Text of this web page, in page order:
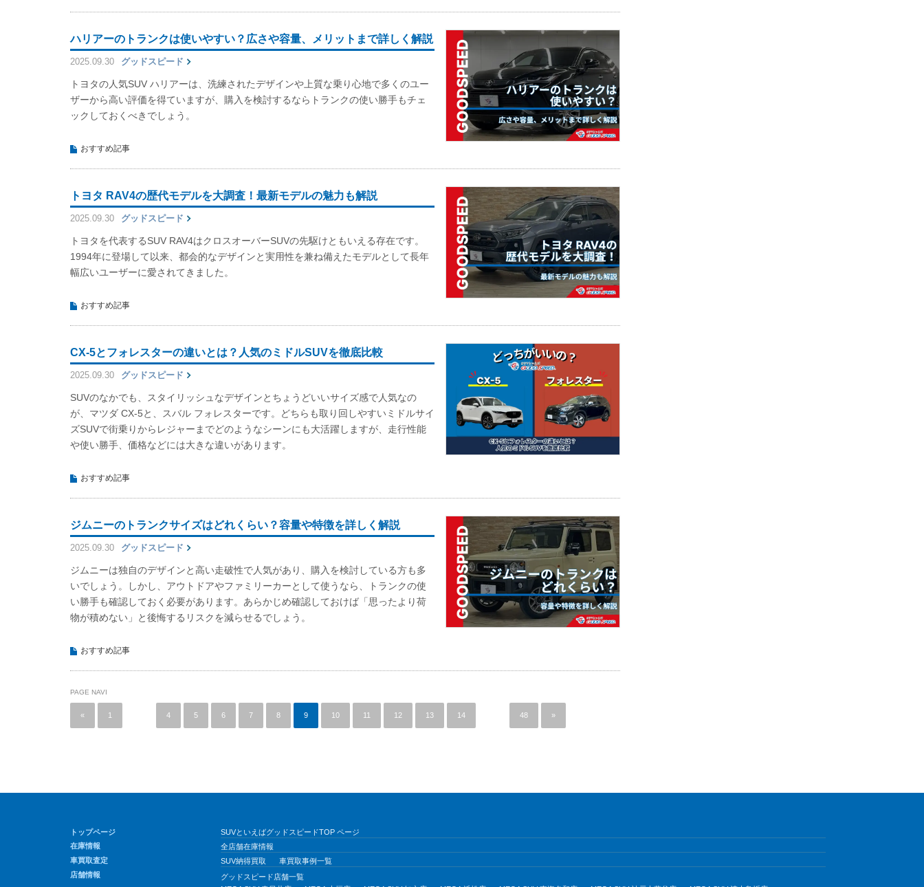
ハリアーのトランクは使いやすい？広さや容量、メリットまで詳しく解説
2025.09.30 グッドスピード
トヨタの人気SUV ハリアーは、洗練されたデザインや上質な乗り心地で多くのユー
ザーから高い評価を得ていますが、購入を検討するならトランクの使い勝手もチェ
ックしておくべきでしょう。
おすすめ記事
トヨタ RAV4の歴代モデルを大調査！最新モデルの魅力も解説
2025.09.30 グッドスピード
トヨタを代表するSUV RAV4はクロスオーバーSUVの先駆けともいえる存在です。
1994年に登場して以来、都会的なデザインと実用性を兼ね備えたモデルとして長年
幅広いユーザーに愛されてきました。
おすすめ記事
CX-5とフォレスターの違いとは？人気のミドルSUVを徹底比較
2025.09.30 グッドスピード
SUVのなかでも、スタイリッシュなデザインとちょうどいいサイズ感で人気なの
が、マツダ CX-5と、スバル フォレスターです。どちらも取り回しやすいミドルサイ
ズSUVで街乗りからレジャーまでどのようなシーンにも大活躍しますが、走行性能
や使い勝手、価格などには大きな違いがあります。
おすすめ記事
ジムニーのトランクサイズはどれくらい？容量や特徴を詳しく解説
2025.09.30 グッドスピード
ジムニーは独自のデザインと高い走破性で人気があり、購入を検討している方も多
いでしょう。しかし、アウトドアやファミリーカーとして使うなら、トランクの使
い勝手も確認しておく必要があります。あらかじめ確認しておけば「思ったより荷
物が積めない」と後悔するリスクを減らせるでしょう。
おすすめ記事
PAGE NAVI
« 1 4 5 6 7 8 9 10 11 12 13 14 48 »
トップページ
SUVといえばグッドスピードTOP ページ
在庫情報
全店舗在庫情報
車買取査定
SUV納得買取
車買取事例一覧
店舗情報
グッドスピード店舗一覧